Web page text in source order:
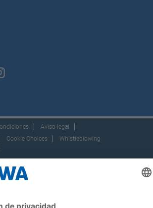
Aviso legal
Cookie Choices
Whistleblowing